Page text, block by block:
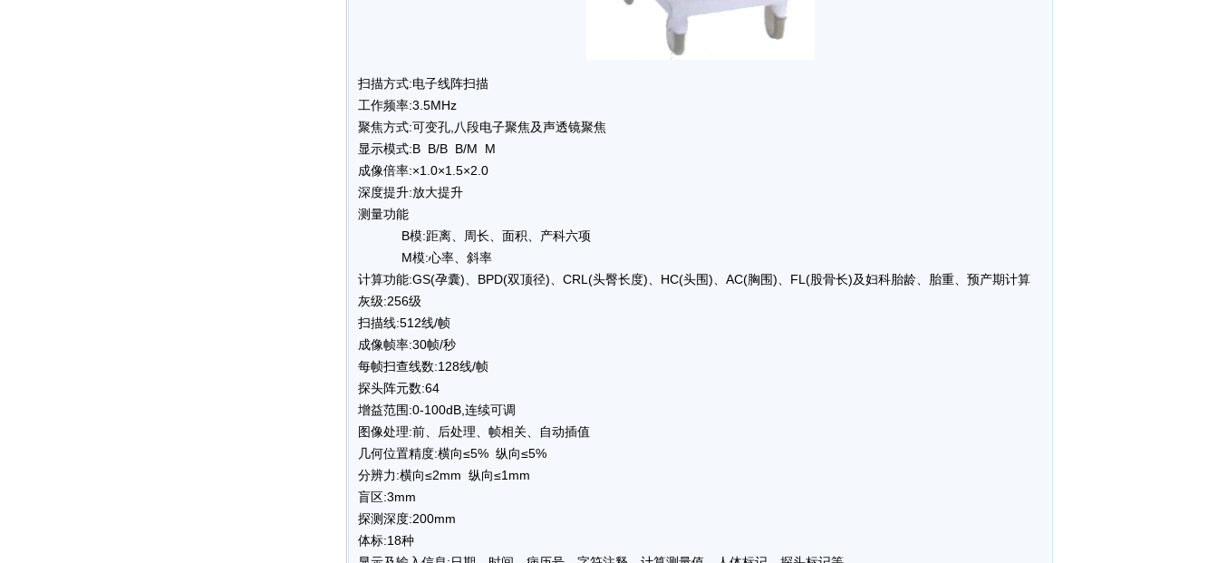
扫描方式:电子线阵扫描
工作频率:3.5MHz
聚焦方式:可变孔,八段电子聚焦及声透镜聚焦
显示模式:B B/B B/M M
成像倍率:×1.0×1.5×2.0
深度提升:放大提升
测量功能
B模:距离、周长、面积、产科六项
M模:心率、斜率
计算功能:GS(孕囊)、BPD(双顶径)、CRL(头臀长度)、HC(头围)、AC(胸围)、FL(股骨长)及妇科胎龄、胎重、预产期计算
灰级:256级
扫描线:512线/帧
成像帧率:30帧/秒
每帧扫查线数:128线/帧
探头阵元数:64
增益范围:0-100dB,连续可调
图像处理:前、后处理、帧相关、自动插值
几何位置精度:横向≤5% 纵向≤5%
分辨力:横向≤2mm 纵向≤1mm
盲区:3mm
探测深度:200mm
体标:18种